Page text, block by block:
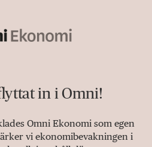
in i Omni!
Omni Ekonomi som egen
vi ekonomibevakningen i